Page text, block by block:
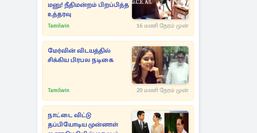
மனு! நீதிமன்றம் பிறப்பித்த
உத்தரவு
Tamilwin 16 மணி நேரம் முன்
மேர்வின் விடயத்தில்
சிக்கிய பிரபல நடிகை
Tamilwin 20 மணி நேரம் முன்
நாட்டை விட்டு
தப்பியோடிய முன்னாள்